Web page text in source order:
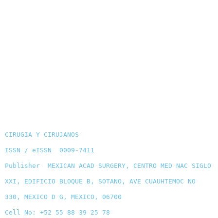
CIRUGIA Y CIRUJANOS
ISSN / eISSN 0009-7411
Publisher MEXICAN ACAD SURGERY, CENTRO MED NAC SIGLO
XXI, EDIFICIO BLOQUE B, SOTANO, AVE CUAUHTEMOC NO
330, MEXICO D G, MEXICO, 06700
Cell No: +52 55 88 39 25 78